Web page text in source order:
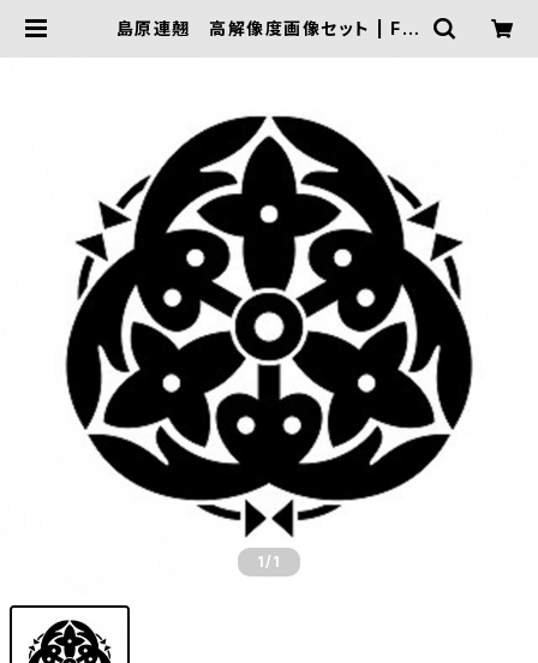
島原連翹 高解像度画像セット | FIV
1 /1